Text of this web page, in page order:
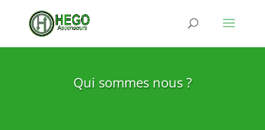
Qui sommes nous ?